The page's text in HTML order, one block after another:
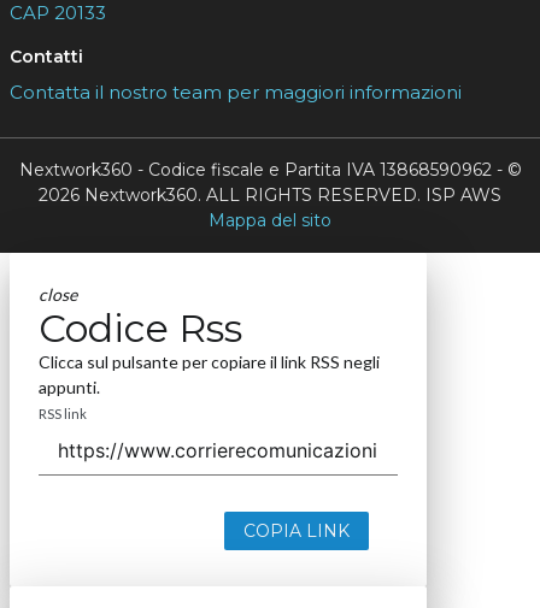
CAP 20133
Contatti
Contatta il nostro team per maggiori informazioni
Nextwork360 - Codice fiscale e Partita IVA 13868590962 - ©
2026 Nextwork360. ALL RIGHTS RESERVED. ISP AWS
Mappa del sito
close
Codice Rss
Clicca sul pulsante per copiare il link RSS negli
appunti.
RSS link
COPIA LINK